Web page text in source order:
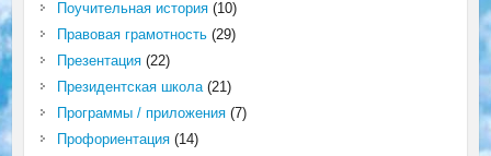
Поучительная история(10)
Правовая грамотность(29)
Презентация(22)
Президентская школа(21)
Программы / приложения(7)
Профориентация(14)